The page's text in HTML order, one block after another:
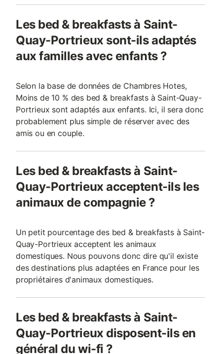
Les bed & breakfasts à Saint-
Quay-Portrieux sont-ils adaptés
aux familles avec enfants ?
Selon la base de données de Chambres Hotes,
Moins de 10 % des bed & breakfasts à Saint-Quay-
Portrieux sont adaptés aux enfants. Ici, il sera donc
probablement plus simple de réserver avec des
amis ou en couple.
Les bed & breakfasts à Saint-
Quay-Portrieux acceptent-ils les
animaux de compagnie ?
Un petit pourcentage des bed & breakfasts à Saint-
Quay-Portrieux acceptent les animaux
domestiques. Nous pouvons donc dire qu'il existe
des destinations plus adaptées en France pour les
propriétaires d'animaux domestiques.
Les bed & breakfasts à Saint-
Quay-Portrieux disposent-ils en
général du wi-fi ?